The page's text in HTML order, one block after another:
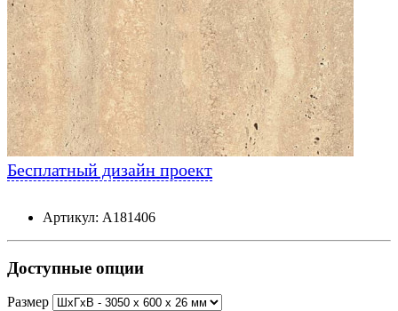
Бесплатный дизайн проект
Артикул: А181406
Доступные опции
Размер